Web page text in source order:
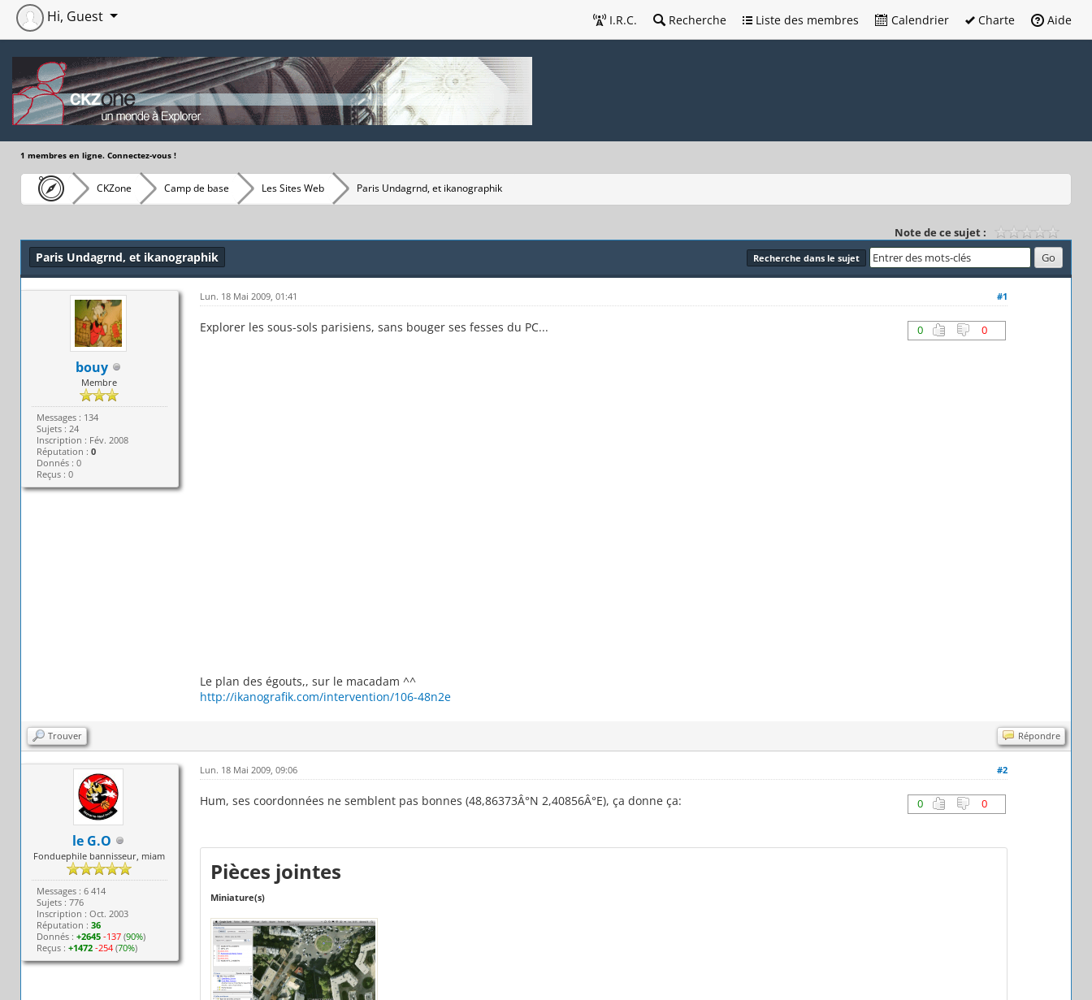
I.R.C. Recherche Liste des membres Calendrier Charte Aide
Hi, Guest
1 membres en ligne. Connectez-vous !
CKZone Camp de base Les Sites Web Paris Undagrnd, et ikanographik
Note de ce sujet :
Recherche dans le sujet
Paris Undagrnd, et ikanographik
bouy
Membre
Messages : 134
Sujets : 24
Inscription : Fév. 2008
Réputation : 0
Donnés : 0
Reçus : 0
#1
Lun. 18 Mai 2009, 01:41
0 0
Explorer les sous-sols parisiens, sans bouger ses fesses du PC...
Le plan des égouts,, sur le macadam ^^
http://ikanografik.com/intervention/106-48n2e
Trouver Répondre
le G.O
Fonduephile bannisseur, miam
Messages : 6 414
Sujets : 776
Inscription : Oct. 2003
Réputation : 36
Donnés : +2645 -137(90%)
Reçus : +1472 -254(70%)
#2
Lun. 18 Mai 2009, 09:06
0 0
Hum, ses coordonnées ne semblent pas bonnes (48,86373Â°N 2,40856Â°E), ça donne ça:
Pièces jointes
Miniature(s)